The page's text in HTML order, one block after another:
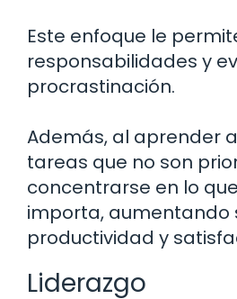
Este enfoque le
responsabilidades y
procrastinación.
Además, al aprender
tareas que no son
concentrarse en lo
importa, aumentando
productividad y
Liderazgo